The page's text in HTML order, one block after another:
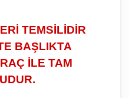
TEMSİLİDİR
BAŞLIKTA
İLE TAM